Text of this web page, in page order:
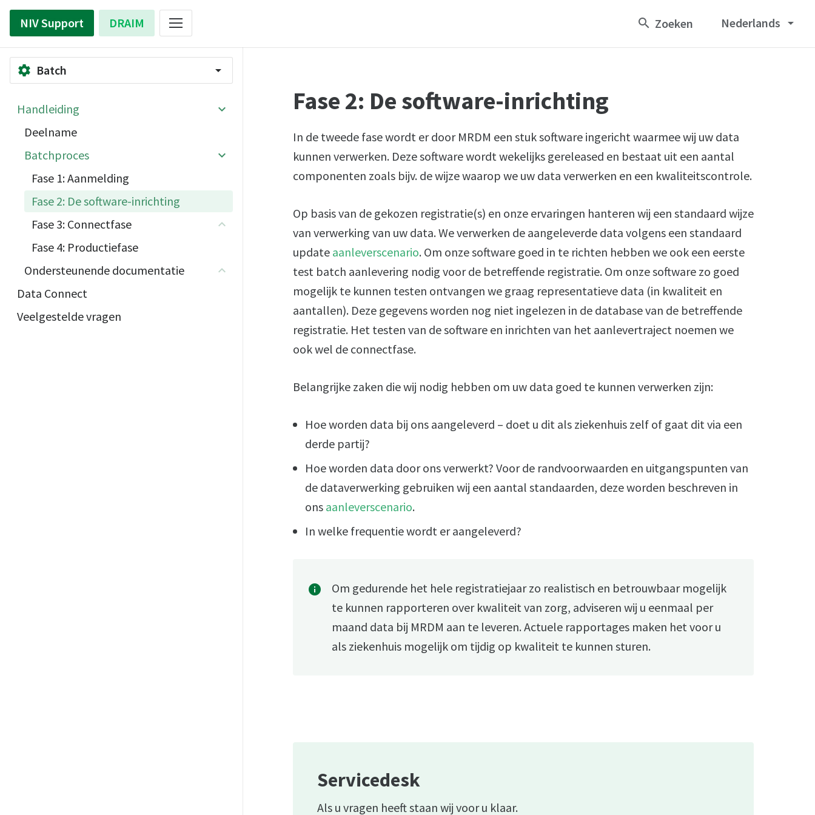
NIV Support DRAIM Nederlands arrow_drop_down
settings Batch arrow_drop_down
Handleiding
Deelname
Batchproces
Fase 1: Aanmelding
Fase 2: De software-inrichting
Fase 3: Connectfase
Fase 4: Productiefase
Ondersteunende documentatie
Data Connect
Veelgestelde vragen
Fase 2: De software-inrichting
In de tweede fase wordt er door MRDM een stuk software ingericht waarmee wij uw data
kunnen verwerken. Deze software wordt wekelijks gereleased en bestaat uit een aantal
componenten zoals bijv. de wijze waarop we uw data verwerken en een kwaliteitscontrole.
Op basis van de gekozen registratie(s) en onze ervaringen hanteren wij een standaard wijze
van verwerking van uw data. We verwerken de aangeleverde data volgens een standaard
update aanleverscenario. Om onze software goed in te richten hebben we ook een eerste
test batch aanlevering nodig voor de betreffende registratie. Om onze software zo goed
mogelijk te kunnen testen ontvangen we graag representatieve data (in kwaliteit en
aantallen). Deze gegevens worden nog niet ingelezen in de database van de betreffende
registratie. Het testen van de software en inrichten van het aanlevertraject noemen we
ook wel de connectfase.
Belangrijke zaken die wij nodig hebben om uw data goed te kunnen verwerken zijn:
Hoe worden data bij ons aangeleverd – doet u dit als ziekenhuis zelf of gaat dit via een
derde partij?
Hoe worden data door ons verwerkt? Voor de randvoorwaarden en uitgangspunten van
de dataverwerking gebruiken wij een aantal standaarden, deze worden beschreven in
ons aanleverscenario.
In welke frequentie wordt er aangeleverd?
info
Om gedurende het hele registratiejaar zo realistisch en betrouwbaar mogelijk
te kunnen rapporteren over kwaliteit van zorg, adviseren wij u eenmaal per
maand data bij MRDM aan te leveren. Actuele rapportages maken het voor u
als ziekenhuis mogelijk om tijdig op kwaliteit te kunnen sturen.
Servicedesk
Als u vragen heeft staan wij voor u klaar.